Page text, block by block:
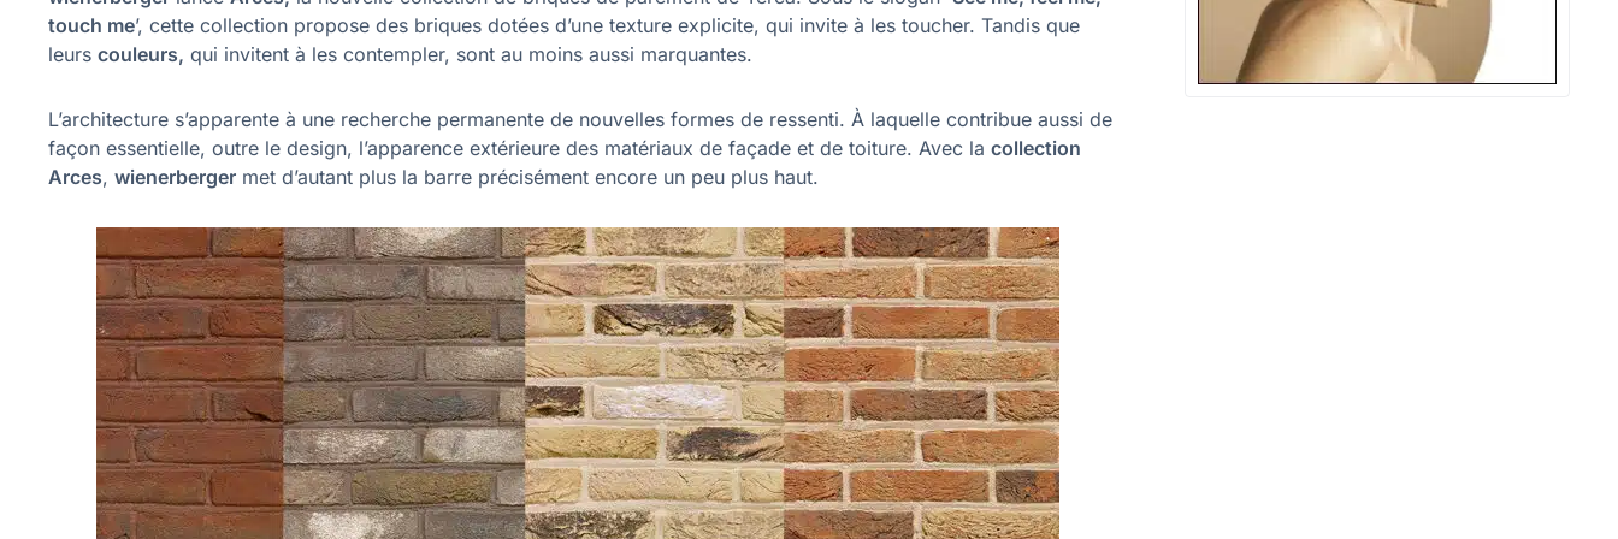
touch me’, cette collection propose des briques dotées d’une texture explicite, qui invite à les toucher. Tandis que
leurscouleurs, qui invitent à les contempler, sont au moins aussi marquantes.
L’architecture s’apparente à une recherche permanente de nouvelles formes de ressenti. À laquelle contribue aussi de
façon essentielle, outre le design, l’apparence extérieure des matériaux de façade et de toiture. Avec lacollection
Arces,wienerberger met d’autant plus la barre précisément encore un peu plus haut.